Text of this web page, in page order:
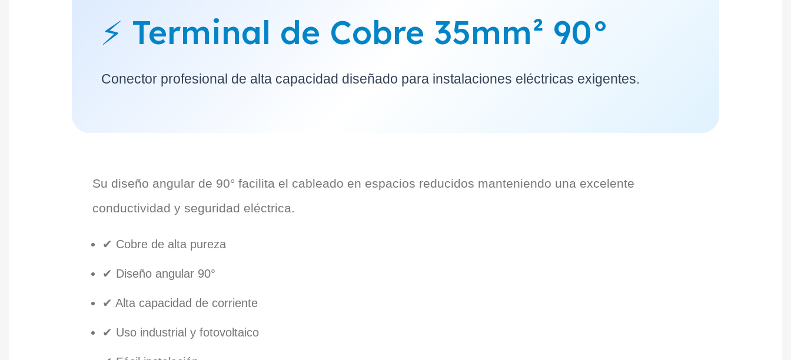
⚡ Terminal de Cobre 35mm² 90°
Conector profesional de alta capacidad diseñado para instalaciones eléctricas exigentes.
Su diseño angular de 90° facilita el cableado en espacios reducidos manteniendo una excelente
conductividad y seguridad eléctrica.
✔ Cobre de alta pureza
✔ Diseño angular 90°
✔ Alta capacidad de corriente
✔ Uso industrial y fotovoltaico